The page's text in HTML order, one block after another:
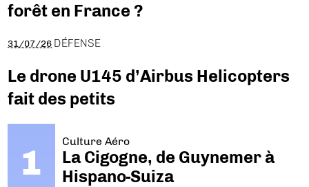
forêt en France ?
31/07/26 DÉFENSE
Le drone U145 d’Airbus Helicopters
fait des petits
Culture Aéro
La Cigogne, de Guynemer à
Hispano-Suiza